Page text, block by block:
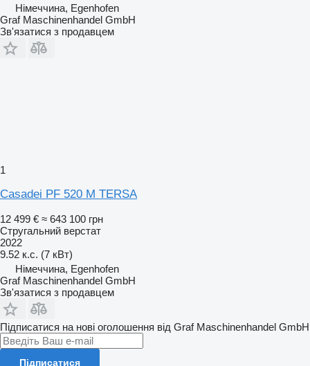
Німеччина, Egenhofen
Graf Maschinenhandel GmbH
Зв'язатися з продавцем
1
Casadei PF 520 M TERSA
12 499 € ≈ 643 100 грн
Стругальний верстат
2022
9.52 к.с. (7 кВт)
Німеччина, Egenhofen
Graf Maschinenhandel GmbH
Зв'язатися з продавцем
Підписатися на нові оголошення від Graf Maschinenhandel GmbH
Підписатися